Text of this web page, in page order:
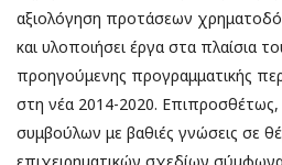
αξιολόγηση προτάσεων
και υλοποιήσει έργα στα πλαίσια
προηγούμενης προγραμματικής
στη νέα 2014-2020. Επιπροσθέτως,
συμβούλων με βαθιές γνώσεις σε